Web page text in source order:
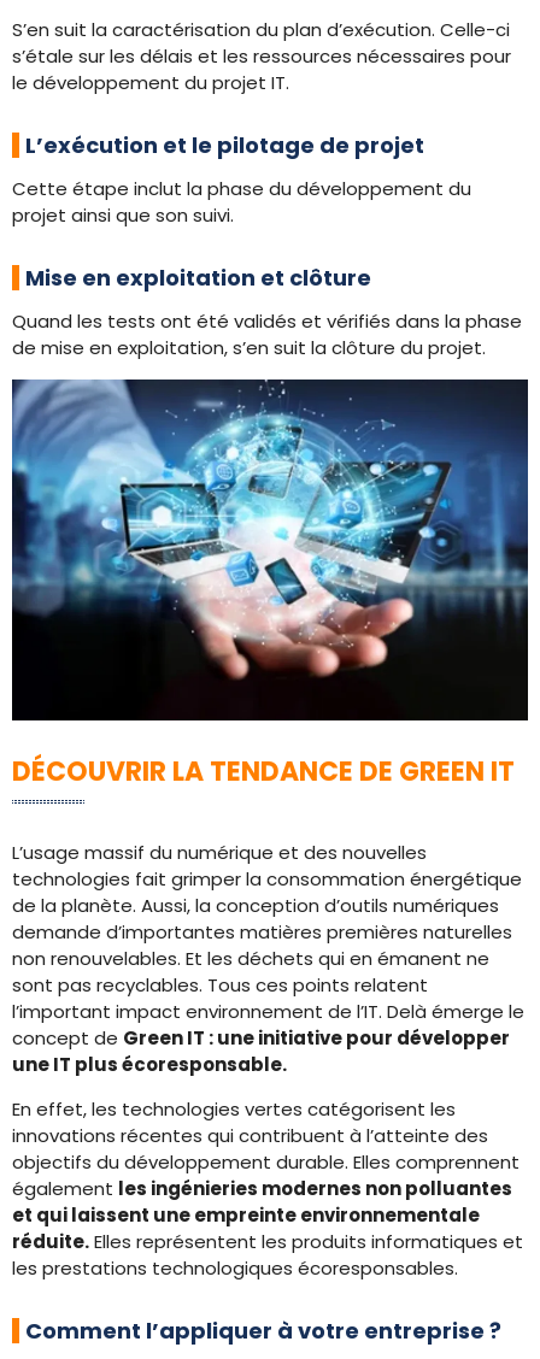
S’en suit la caractérisation du plan d’exécution. Celle-ci
s’étale sur les délais et les ressources nécessaires pour
le développement du projet IT.
L’exécution et le pilotage de projet
Cette étape inclut la phase du développement du
projet ainsi que son suivi.
Mise en exploitation et clôture
Quand les tests ont été validés et vérifiés dans la phase
de mise en exploitation, s’en suit la clôture du projet.
DÉCOUVRIR LA TENDANCE DE GREEN IT
L’usage massif du numérique et des nouvelles
technologies fait grimper la consommation énergétique
de la planète. Aussi, la conception d’outils numériques
demande d’importantes matières premières naturelles
non renouvelables. Et les déchets qui en émanent ne
sont pas recyclables. Tous ces points relatent
l’important impact environnement de l’IT. Delà émerge le
concept de Green IT : une initiative pour développer
une IT plus écoresponsable.
En effet, les technologies vertes catégorisent les
innovations récentes qui contribuent à l’atteinte des
objectifs du développement durable. Elles comprennent
également les ingénieries modernes non polluantes
et qui laissent une empreinte environnementale
réduite.Elles représentent les produits informatiques et
les prestations technologiques écoresponsables.
Comment l’appliquer à votre entreprise ?